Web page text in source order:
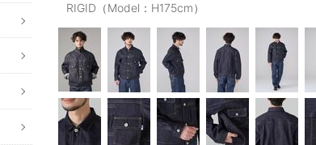
RIGID（Model：H175cm）